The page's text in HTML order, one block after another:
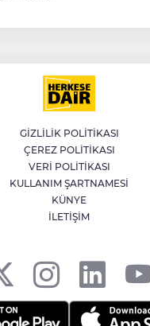
İran'dan Müslümanlara kötü
güçlere karşı birleşme çağrısı
Kağıthane'de 104 kilogram
ele geçirildi
GİZLİLİK POLİTİKASI
ÇEREZ POLİTİKASI
VERİ POLİTİKASI
KULLANIM ŞARTNAMESİ
KÜNYE
İLETİŞİM